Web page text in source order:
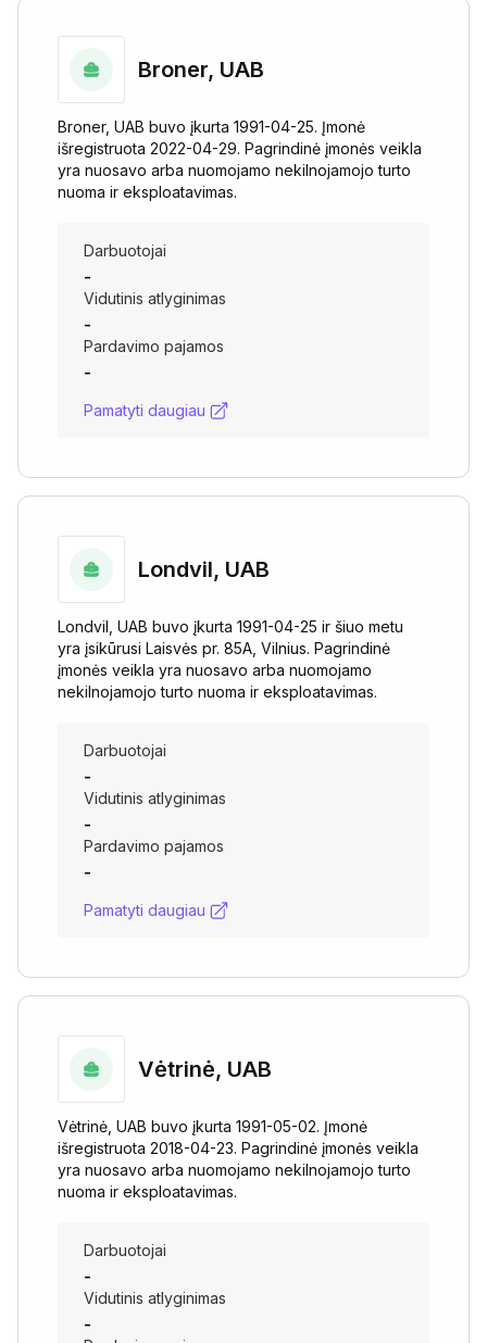
Broner, UAB
Broner, UAB buvo įkurta 1991-04-25. Įmonė
išregistruota 2022-04-29. Pagrindinė įmonės veikla
yra nuosavo arba nuomojamo nekilnojamojo turto
nuoma ir eksploatavimas.
Darbuotojai
-
Vidutinis atlyginimas
-
Pardavimo pajamos
-
Pamatyti daugiau
Londvil, UAB
Londvil, UAB buvo įkurta 1991-04-25 ir šiuo metu
yra įsikūrusi Laisvės pr. 85A, Vilnius. Pagrindinė
įmonės veikla yra nuosavo arba nuomojamo
nekilnojamojo turto nuoma ir eksploatavimas.
Darbuotojai
-
Vidutinis atlyginimas
-
Pardavimo pajamos
-
Pamatyti daugiau
Vėtrinė, UAB
Vėtrinė, UAB buvo įkurta 1991-05-02. Įmonė
išregistruota 2018-04-23. Pagrindinė įmonės veikla
yra nuosavo arba nuomojamo nekilnojamojo turto
nuoma ir eksploatavimas.
Darbuotojai
-
Vidutinis atlyginimas
-